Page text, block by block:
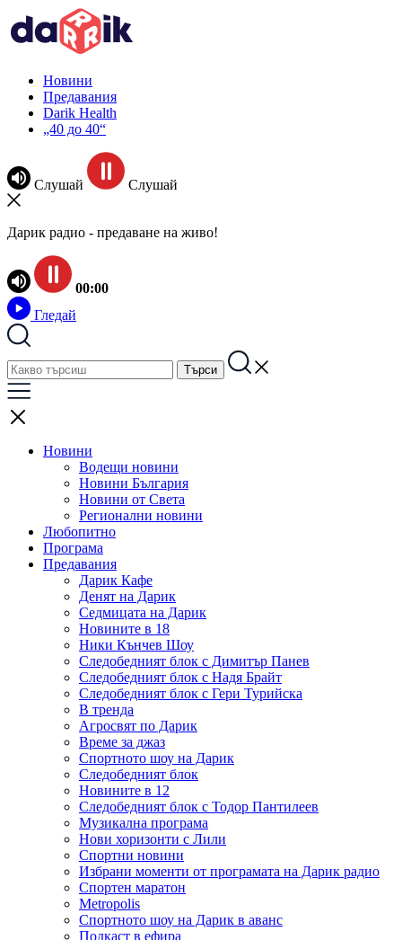
Новини
Предавания
Darik Health
„40 до 40“
Слушай Слушай
Дарик радио - предаване на живо!
00:00
Гледай
Новини
Водещи новини
Новини България
Новини от Света
Регионални новини
Любопитно
Програма
Предавания
Дарик Кафе
Денят на Дарик
Седмицата на Дарик
Новините в 18
Ники Кънчев Шоу
Следобедният блок с Димитър Панев
Следобедният блок с Надя Брайт
Следобедният блок с Гери Турийска
В тренда
Агросвят по Дарик
Време за джаз
Спортното шоу на Дарик
Следобедният блок
Новините в 12
Следобедният блок с Тодор Пантилеев
Музикална програма
Нови хоризонти с Лили
Спортни новини
Избрани моменти от програмата на Дарик радио
Спортен маратон
Metropolis
Спортното шоу на Дарик в аванс
Подкаст в ефира